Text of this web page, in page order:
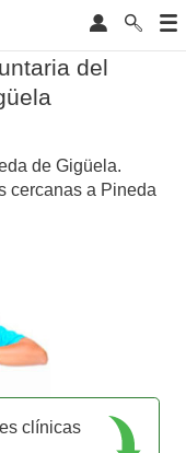
del
de Gigüela.
cercanas a Pineda
clínicas